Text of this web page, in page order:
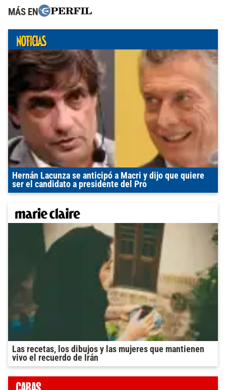
MÁS EN
Hernán Lacunza se anticipó a Macri y dijo que quiere
ser el candidato a presidente del Pro
Las recetas, los dibujos y las mujeres que mantienen
vivo el recuerdo de Irán